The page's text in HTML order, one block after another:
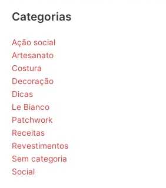
Categorias
Ação social
Artesanato
Costura
Decoração
Dicas
Le Bianco
Patchwork
Receitas
Revestimentos
Sem categoria
Social